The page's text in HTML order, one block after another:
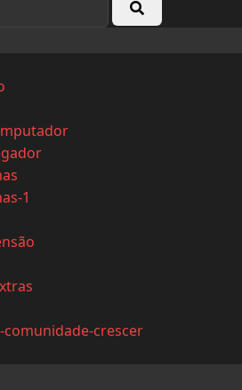
1
comunidade-crescer